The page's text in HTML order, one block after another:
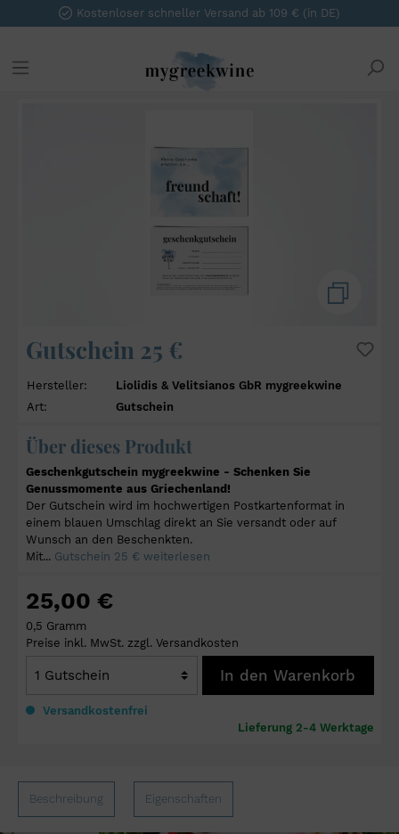
Kostenloser schneller Versand ab 109 € (in DE)
Gutschein 25 €
Hersteller:
Liolidis & Velitsianos GbR mygreekwine
Art:
Gutschein
Über dieses Produkt
Geschenkgutschein mygreekwine - Schenken Sie
Genussmomente aus Griechenland!
Der Gutschein wird im hochwertigen Postkartenformat in
einem blauen Umschlag direkt an Sie versandt oder auf
Wunsch an den Beschenkten.
Mit... Gutschein 25 € weiterlesen
25,00 €
0,5 Gramm
Preise inkl. MwSt. zzgl. Versandkosten
In den Warenkorb
Versandkostenfrei
Lieferung 2-4 Werktage
Beschreibung Eigenschaften